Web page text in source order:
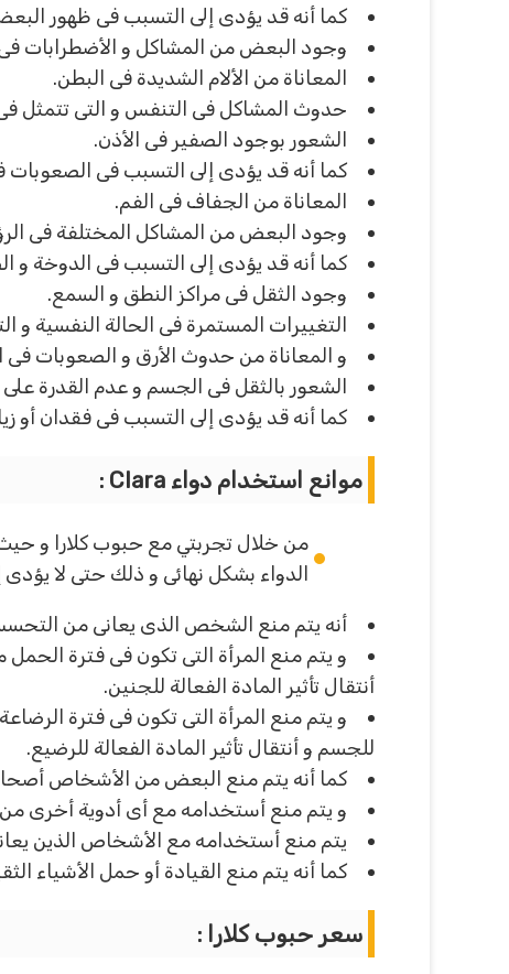
كما أنه قد يؤدى إلى التسبب فى ظهور
وجود البعض من المشاكل و الأضطرابات
المعاناة من الألام الشديدة فى البطن.
حدوث المشاكل فى التنفس و التى تتمثل
الشعور بوجود الصفير فى الأذن.
كما أنه قد يؤدى إلى التسبب فى الصعوبات
المعاناة من الجفاف فى الفم.
وجود البعض من المشاكل المختلفة فى
كما أنه قد يؤدى إلى التسبب فى الدوخة و
وجود الثقل فى مراكز النطق و السمع.
التغييرات المستمرة فى الحالة النفسية و
و المعاناة من حدوث الأرق و الصعوبات فى
الشعور بالثقل فى الجسم و عدم القدرة
كما أنه قد يؤدى إلى التسبب فى فقدان أو
موانع استخدام دواء Clara :
من خلال تجربتي مع حبوب كلارا و
الدواء بشكل نهائى و ذلك حتى لا
أنه يتم منع الشخص الذى يعانى من
و يتم منع المرأة التى تكون فى فترة
أنتقال تأثير المادة الفعالة للجنين.
و يتم منع المرأة التى تكون فى فترة
للجسم و أنتقال تأثير المادة الفعالة للرضيع.
كما أنه يتم منع البعض من الأشخاص
و يتم منع أستخدامه مع أى أدوية أخرى من
يتم منع أستخدامه مع الأشخاص الذين
كما أنه يتم منع القيادة أو حمل الأشياء
سعر حبوب كلارا :